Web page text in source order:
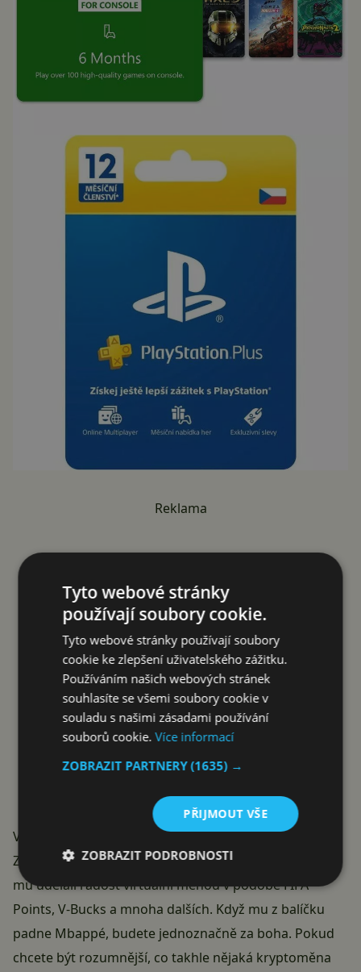
Reklama
Virtuální měna/kryptoměna
Znáte někoho, kdo rád hraje online hry? Možná byste
mu udělali radost virtuální měnou v podobě FIFA
Points, V-Bucks a mnoha dalších. Když mu z balíčku
padne Mbappé, budete jednoznačně za boha. Pokud
chcete být rozumnější, co takhle nějaká kryptoměna
Tyto webové stránky
používají soubory cookie.
Tyto webové stránky používají soubory
cookie ke zlepšení uživatelského zážitku.
Používáním našich webových stránek
souhlasíte se všemi soubory cookie v
souladu s našimi zásadami používání
souborů cookie.Více informací
ZOBRAZIT PARTNERY(1635) →
PŘIJMOUT VŠE
ZOBRAZIT PODROBNOSTI